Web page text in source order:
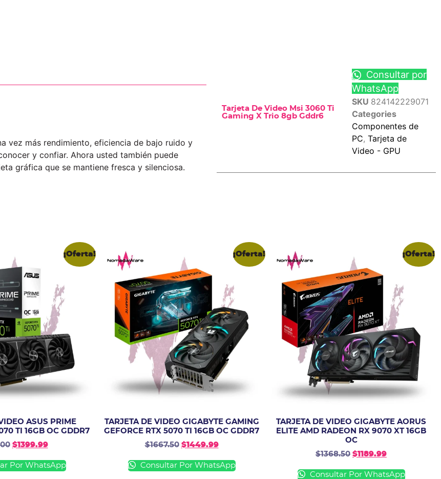
vez más rendimiento, eficiencia de bajo ruido y
y confiar. Ahora usted también puede
gráfica que se mantiene fresca y silenciosa.
Tarjeta De Video Msi 3060 Ti
Gaming X Trio 8gb Gddr6
Consultar por
WhatsApp
SKU 824142229071
Categories
Componentes de
PC, Tarjeta de
Video - GPU
¡Oferta!
ASUS PRIME
TI 16GB OC GDDR7
$1399.99
Por WhatsApp
¡Oferta!
TARJETA DE VIDEO GIGABYTE GAMING
GEFORCE RTX 5070 TI 16GB OC GDDR7
$1667.50 $1449.99
Consultar Por WhatsApp
¡Oferta!
TARJETA DE VIDEO GIGABYTE AORUS
ELITE AMD RADEON RX 9070 XT 16GB
OC
$1368.50 $1189.99
Consultar Por WhatsApp